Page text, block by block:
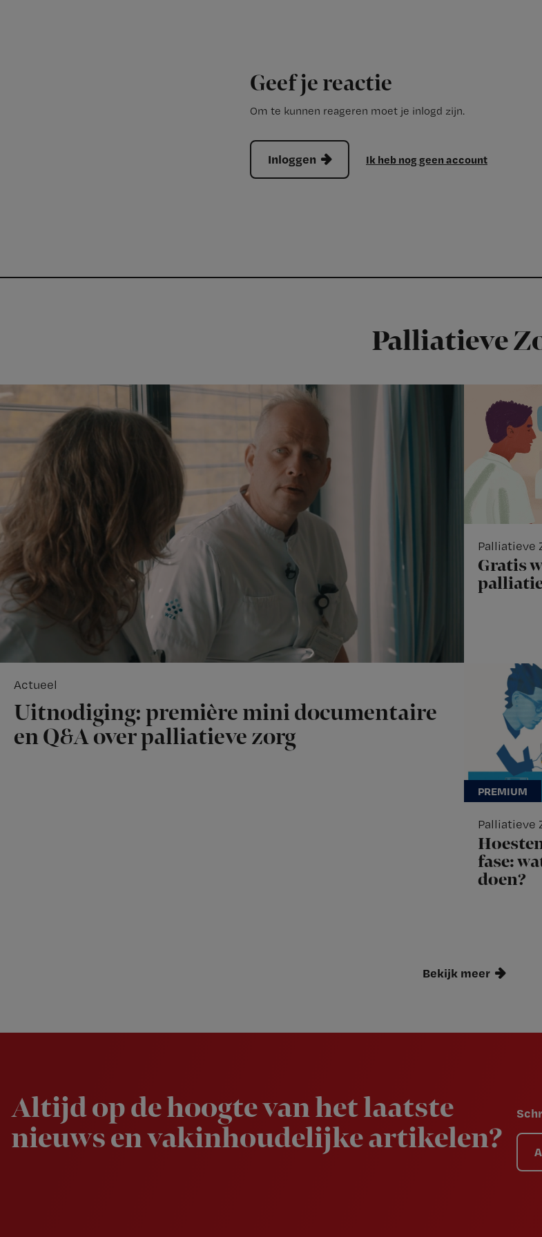
Geef je reactie
Om te kunnen reageren moet je inlogd zijn.
Inloggen Ik heb nog geen account
Palliatieve
Actueel
Uitnodiging: première mini documentaire
en Q&A over palliatieve zorg
Palliatieve
Gratis
Palliatieve
fase:
doen?
Bekijk meer
Altijd op de hoogte van het laatste
nieuws en vakinhoudelijke artikelen?